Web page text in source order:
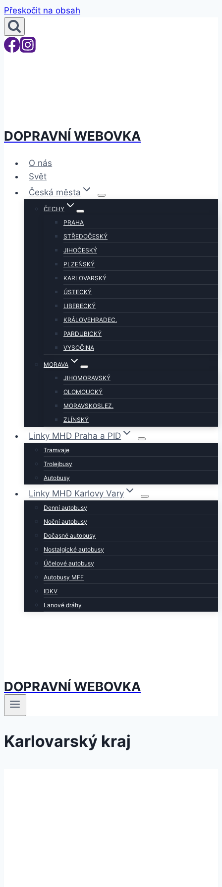
Přeskočit na obsah
DOPRAVNÍ WEBOVKA
O nás
Svět
Česká města
ČECHY
PRAHA
STŘEDOČESKÝ
JIHOČESKÝ
PLZEŇSKÝ
KARLOVARSKÝ
ÚSTECKÝ
LIBERECKÝ
KRÁLOVEHRADEC.
PARDUBICKÝ
VYSOČINA
MORAVA
JIHOMORAVSKÝ
OLOMOUCKÝ
MORAVSKOSLEZ.
ZLÍNSKÝ
Linky MHD Praha a PID
Tramvaje
Trolejbusy
Autobusy
Linky MHD Karlovy Vary
Denní autobusy
Noční autobusy
Dočasné autobusy
Nostalgické autobusy
Účelové autobusy
Autobusy MFF
IDKV
Lanové dráhy
DOPRAVNÍ WEBOVKA
Karlovarský kraj